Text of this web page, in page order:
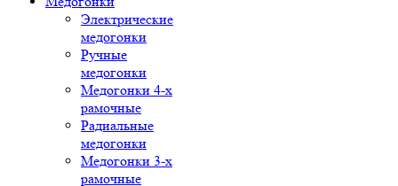
Электрические
медогонки
Ручные
медогонки
Медогонки 4-х
рамочные
Радиальные
медогонки
Медогонки 3-х
рамочные